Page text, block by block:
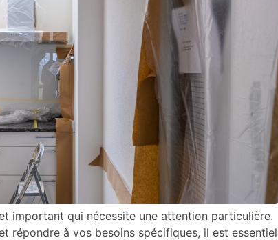
important qui nécessite une attention particulière.
répondre à vos besoins spécifiques, il est essentiel